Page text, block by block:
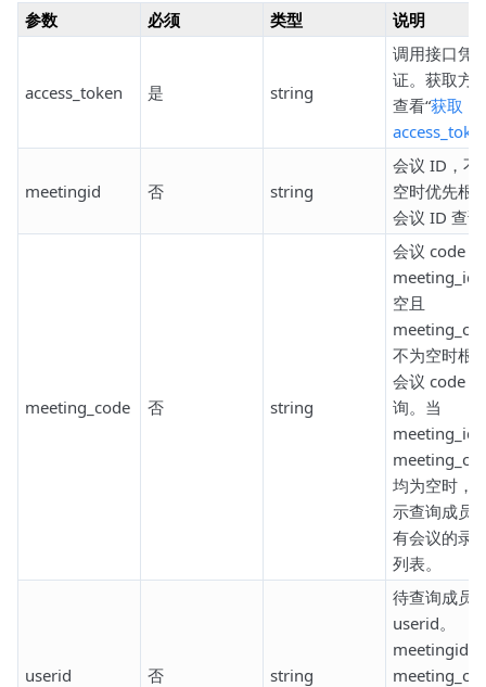
参数 必须 类型 说明
access_token 是 string
调用接口凭
证。获取方
查看“获取
meetingid 否 string
会议 ID，不
空时优先根
会议 ID 查
meeting_code 否 string
会议 code，
meeting_id
空且
不为空时根
会议 code 查
询。当
meeting_id
均为空时，
示查询成员
有会议的录
列表。
userid 否 string
待查询成员
userid。
meetingid、